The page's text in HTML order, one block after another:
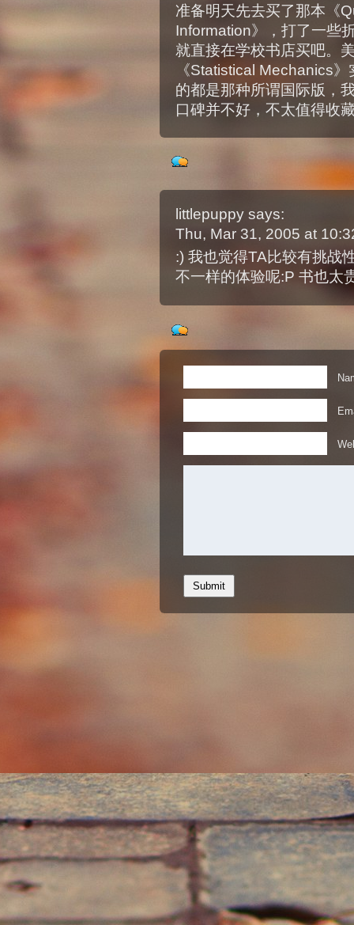
准备明天先去买了那本《
Information》，打了一些
就直接在学校书店买吧。
《Statistical Mechanics
的都是那种所谓国际版，
口碑并不好，不太值得收
littlepuppy says:
Thu, Mar 31, 2005 at
:) 我也觉得TA比较有挑战
不一样的体验呢:P 书也太